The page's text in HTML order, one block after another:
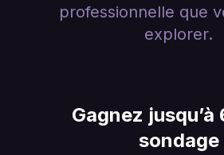
professionnelle que
explorer.
Gagnez jusqu’à
sondage